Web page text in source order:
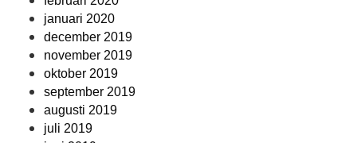
januari 2020
december 2019
november 2019
oktober 2019
september 2019
augusti 2019
juli 2019